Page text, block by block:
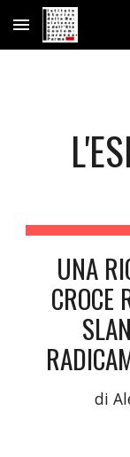
Skip to main
UNA
CROCE
di